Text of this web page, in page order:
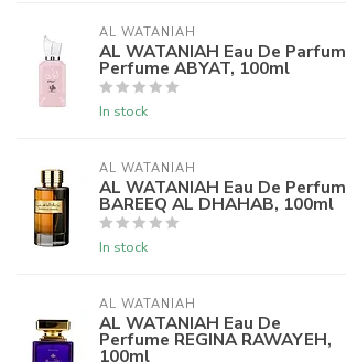
AL WATANIAH
AL WATANIAH Eau De Parfum
Perfume ABYAT, 100ml
In stock
AL WATANIAH
AL WATANIAH Eau De Perfum
BAREEQ AL DHAHAB, 100ml
In stock
AL WATANIAH
AL WATANIAH Eau De
Perfume REGINA RAWAYEH,
100ml